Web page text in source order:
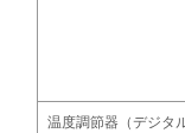
温度調節器（デジタ